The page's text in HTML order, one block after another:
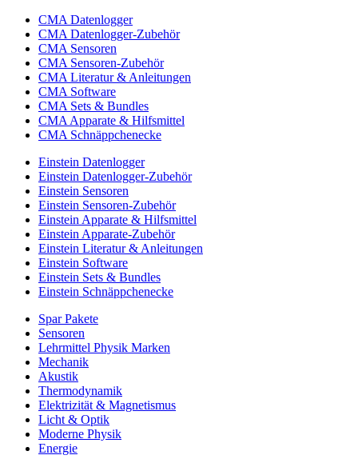
CMA Datenlogger
CMA Datenlogger-Zubehör
CMA Sensoren
CMA Sensoren-Zubehör
CMA Literatur & Anleitungen
CMA Software
CMA Sets & Bundles
CMA Apparate & Hilfsmittel
CMA Schnäppchenecke
Einstein Datenlogger
Einstein Datenlogger-Zubehör
Einstein Sensoren
Einstein Sensoren-Zubehör
Einstein Apparate & Hilfsmittel
Einstein Apparate-Zubehör
Einstein Literatur & Anleitungen
Einstein Software
Einstein Sets & Bundles
Einstein Schnäppchenecke
Spar Pakete
Sensoren
Lehrmittel Physik Marken
Mechanik
Akustik
Thermodynamik
Elektrizität & Magnetismus
Licht & Optik
Moderne Physik
Energie